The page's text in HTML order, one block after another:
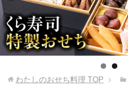
わたしのおせち料理 TOP